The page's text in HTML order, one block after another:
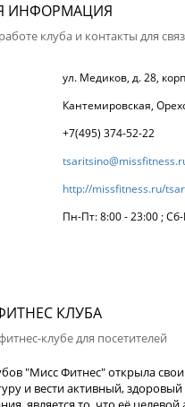
ИНФОРМАЦИЯ
клуба и контакты для
ул. Медиков, д. 28,
Кантемировская,
+7(495) 374-52-22
http://missfitness.ru/
Пн-Пт: 8:00 - 23:00 ;
КЛУБА
клубе для посетителей
"Мисс Фитнес" открыла
и вести активный,